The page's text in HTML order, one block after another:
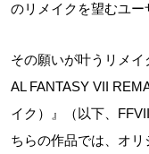
のリメイクを望むユー
その願いが叶うリメ
AL FANTASY VII
イク）』（以下、
ちらの作品では、オ